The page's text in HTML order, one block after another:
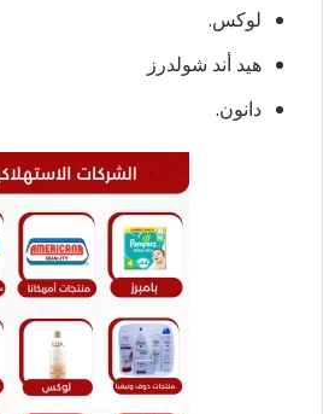
لوكس.
هيد أند شولدرز
دانون.